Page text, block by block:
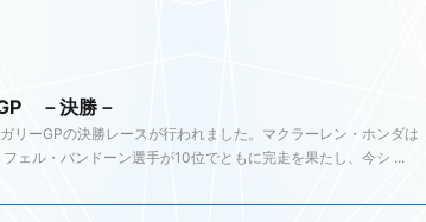
－決勝－
リーGPの決勝レースが行われました。マクラーレン・ホンダは
ェル・バンドーン選手が10位でともに完走を果たし、今シ ...